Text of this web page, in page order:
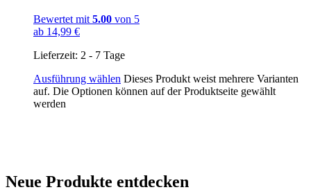
Bewertet mit 5.00 von 5
ab 14,99 €
Lieferzeit: 2 - 7 Tage
Ausführung wählen Dieses Produkt weist mehrere Varianten
auf. Die Optionen können auf der Produktseite gewählt
werden
Neue Produkte entdecken